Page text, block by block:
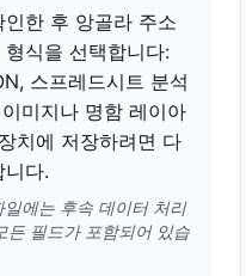
한 후 앙골라 주소
식을 선택합니다:
스프레드시트 분석
미지나 명함 레이아
치에 저장하려면 다
다.
에는 후속 데이터 처리
든 필드가 포함되어 있습